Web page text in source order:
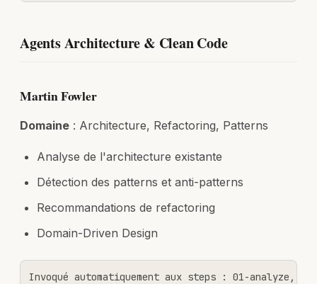
Agents Architecture & Clean Code
Martin Fowler
Domaine : Architecture, Refactoring, Patterns
Analyse de l'architecture existante
Détection des patterns et anti-patterns
Recommandations de refactoring
Domain-Driven Design
Invoqué automatiquement aux steps : 01-analyze, 05-